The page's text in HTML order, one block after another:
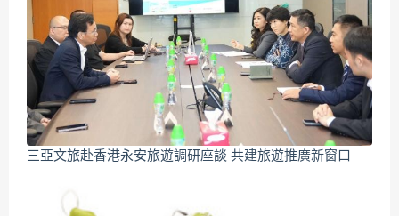
三亞文旅赴香港永安旅遊調研座談 共建旅遊推廣新窗口